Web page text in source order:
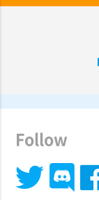
Follow